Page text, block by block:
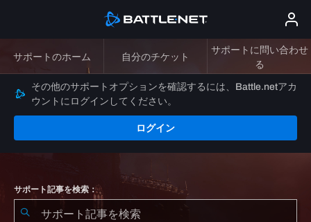
サポートのホーム 自分のチケット
サポートに問い合わせ
る
その他のサポートオプションを確認するには、Battle.netアカ
ウントにログインしてください。
ログイン
サポート記事を検索：